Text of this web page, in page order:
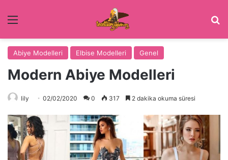
Menü
Abiye Modelleri Elbise Modelleri Genel
Modern Abiye Modelleri
lily 02/02/2020 0 317 2 dakika okuma süresi